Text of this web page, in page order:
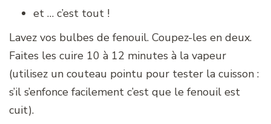
et … c’est tout !
Lavez vos bulbes de fenouil. Coupez-les en deux.
Faites les cuire 10 à 12 minutes à la vapeur
(utilisez un couteau pointu pour tester la cuisson :
s’il s’enfonce facilement c’est que le fenouil est
cuit).